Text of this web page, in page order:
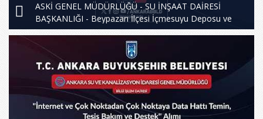
ASKİ GENEL MÜDÜRLÜĞÜ - SU İNŞAAT DAİRESİ
BAŞKANLIĞI - Beypazarı İlçesi İçmesuyu Deposu ve
İletim Hatları Yapım İşi